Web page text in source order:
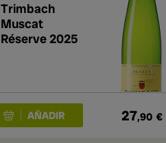
Trimbach
Muscat
Réserve 2025
27,90 €